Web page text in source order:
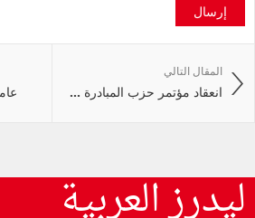
إرسال
المقال التالي
انعقاد مؤتمر حزب المبادرة ...
ليدرز العربية